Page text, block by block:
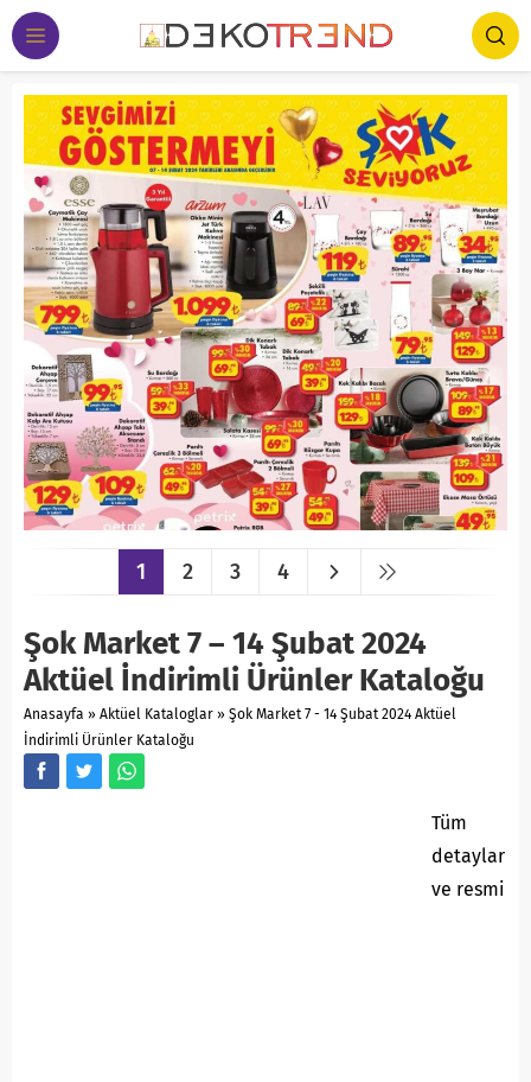
1 2 3 4
Şok Market 7 – 14 Şubat 2024
Aktüel İndirimli Ürünler Kataloğu
Anasayfa » Aktüel Kataloglar » Şok Market 7 - 14 Şubat 2024 Aktüel
İndirimli Ürünler Kataloğu
Tüm
detaylar
ve resmi